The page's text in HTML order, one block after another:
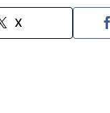
X